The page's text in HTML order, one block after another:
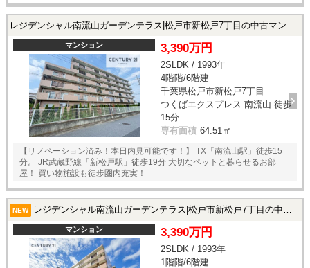
マンション 3,390万円
2SLDK / 1993年
4階階/6階建
千葉県松戸市新松戸7丁目
つくばエクスプレス 南流山 徒歩
15分
専有面積 64.51㎡
【リノベーション済み！本日内見可能です！】 TX「南流山駅」徒歩15
分。 JR武蔵野線「新松戸駅」徒歩19分 大切なペットと暮らせるお部
屋！ 買い物施設も徒歩圏内充実！
NEW レジデンシャル南流山ガーデンテラス|松戸市新松戸7丁目の中古マンション
マンション 3,390万円
2SLDK / 1993年
1階階/6階建